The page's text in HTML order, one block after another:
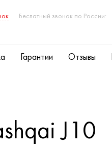
Гарантии Отзывы
Беслатный звонок по России:
J10